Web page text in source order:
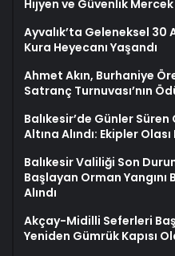
Hijyen ve Güvenlik
Ayvalık’ta Geleneksel 30
Kura Heyecanı Yaşandı
Ahmet Akın, Burhaniye
Satranç Turnuvası’nın
Balıkesir’de Günler
Altına Alındı: Ekipler
Balıkesir Valiliği Son
Başlayan Orman
Alındı
Akçay-Midilli Seferleri
Yeniden Gümrük Kapısı